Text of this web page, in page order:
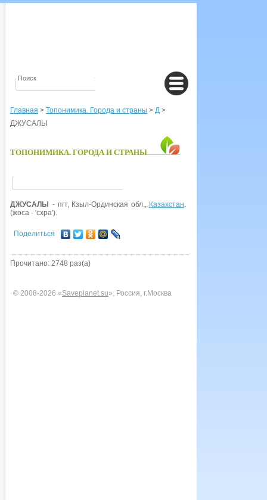
Главная > Топонимика. Города и страны > Д >
ДЖУСАЛЫ
ТОПОНИМИКА. ГОРОДА И СТРАНЫ
ДЖУСАЛЫ - пгт, Кзыл-Ординская обл., Казахстан. Название от казах,
(жоса - 'схра').
Поделиться
Прочитано: 2748 раз(а)
© 2008-2026 «Saveplanet.su», Россия, г.Москва